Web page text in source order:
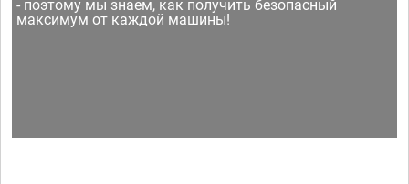
- поэтому мы знаем, как получить безопасный
максимум от каждой машины!